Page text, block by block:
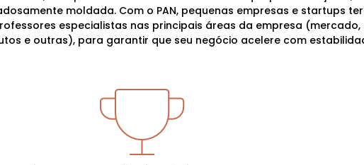
moldada. Com o PAN, pequenas empresas e startups
especialistas nas principais áreas da empresa (mercado,
e outras), para garantir que seu negócio acelere com